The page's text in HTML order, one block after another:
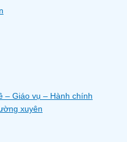
– Giáo vụ – Hành chính
xuyên